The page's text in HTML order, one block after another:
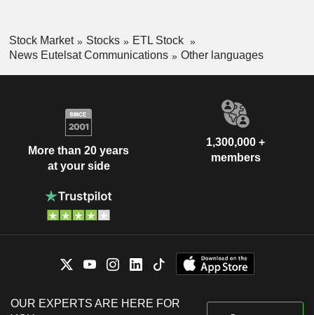
Stock Market Stocks
ETL Stock
News Eutelsat Communications
Other languages
More than 20 years
at your side
1,300,000 +
members
OUR EXPERTS ARE HERE FOR